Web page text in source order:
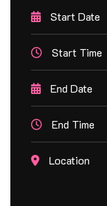
Start Date
Start Time
End Date
End Time
Location